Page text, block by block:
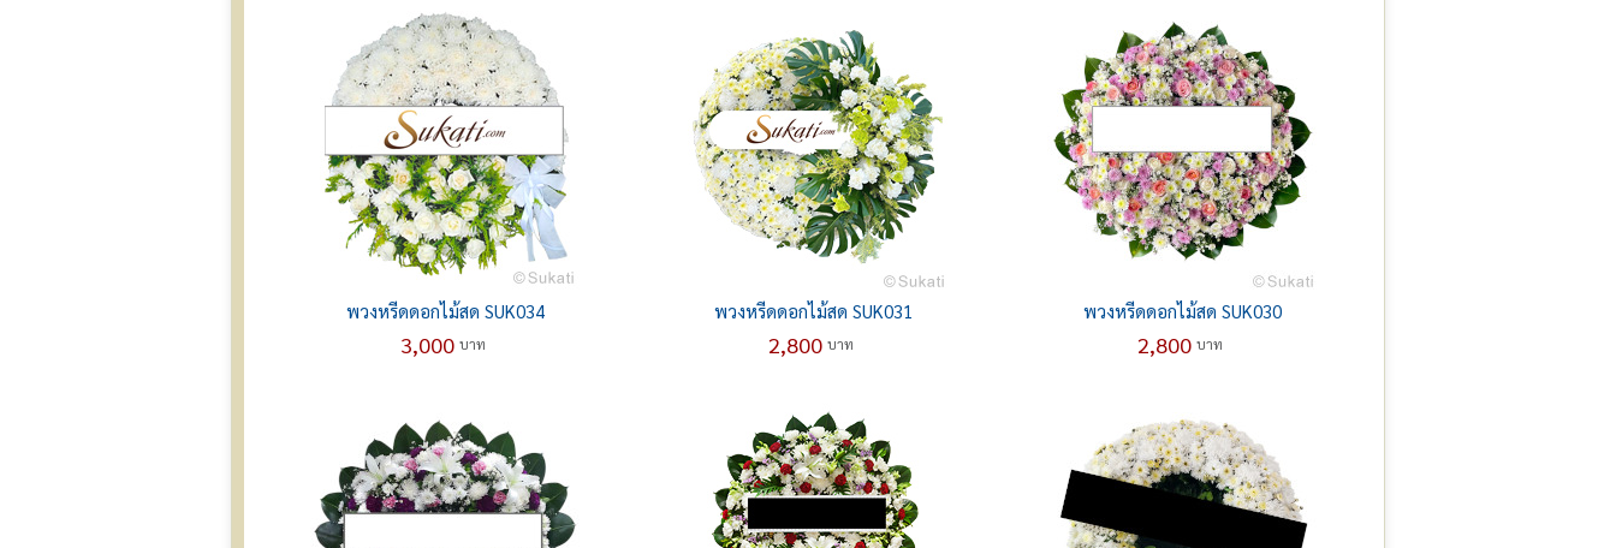
พวงหรีดดอกไม้สด SUK034
3,000 บาท
พวงหรีดดอกไม้สด SUK031
2,800บาท
พวงหรีดดอกไม้สด SUK030
2,800บาท